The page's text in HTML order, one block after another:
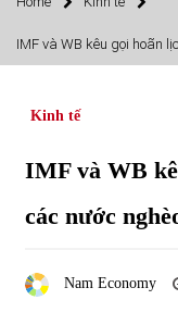
TOP
Top
Top
5/2022
IMF và WB kêu gọi hoãn
Kinh tế
IMF và WB
các nước
Nam Economy